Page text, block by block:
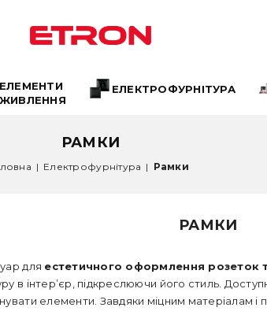
ЕЛЕМЕНТИ
ЖИВЛЕННЯ
ЕЛЕКТРОФУРНІТУРА
РАМКИ
| Електрофурнітура | Рамки
РАМКИ
для естетичного оформлення розеток
в інтер’єр, підкреслюючи його стиль.
елементи. Завдяки міцним матеріалам